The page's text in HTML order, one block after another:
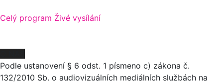
Celý program Živé vysílání
Podle ustanovení § 6 odst. 1 písmeno c) zákona č.
132/2010 Sb. o audiovizuálních mediálních službách na